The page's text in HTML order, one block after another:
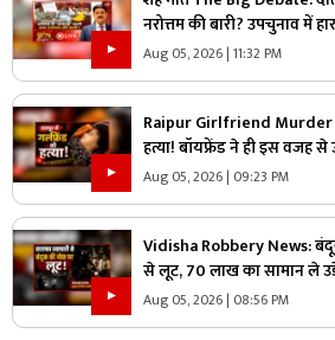
नरोत्तम की बारी? उपचुनाव में
लोकल बॉडी की सफाई के बाद
Aug 05, 2026 | 11:32 PM
Raipur Girlfriend Murder
हत्या! बॉयफ्रेंड ने ही इस वजह से
रह रहे थे लिव इन में
Aug 05, 2026 | 09:23 PM
Vidisha Robbery News:
से लूट, 70 लाख का सामान ले
Aug 05, 2026 | 08:56 PM